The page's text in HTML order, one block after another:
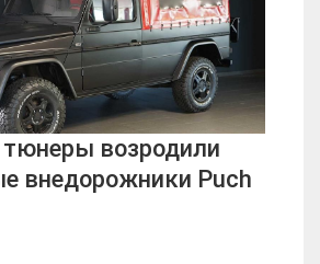
возродили
внедорожники Puch